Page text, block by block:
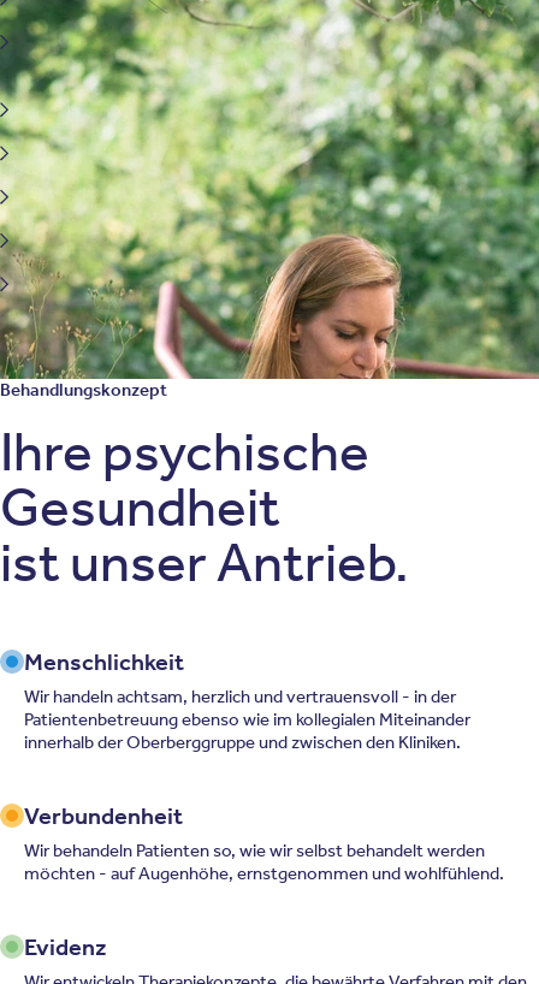
Aufmerksamkeitsdefizit-Hyperaktivitätsstörung
(ADHS)
Sucht und Abhängigkeitserkrankungen ALT
Schizophrenie
Psychose
Zwangsstörung und verwandte Erkrankungen
Schlafstörung
Behandlungskonzept
Ihre psychische
Gesundheit
ist unser Antrieb.
Menschlichkeit
Wir handeln achtsam, herzlich und vertrauensvoll - in der
Patientenbetreuung ebenso wie im kollegialen Miteinander
innerhalb der Oberberggruppe und zwischen den Kliniken.
Verbundenheit
Wir behandeln Patienten so, wie wir selbst behandelt werden
möchten - auf Augenhöhe, ernstgenommen und wohlfühlend.
Evidenz